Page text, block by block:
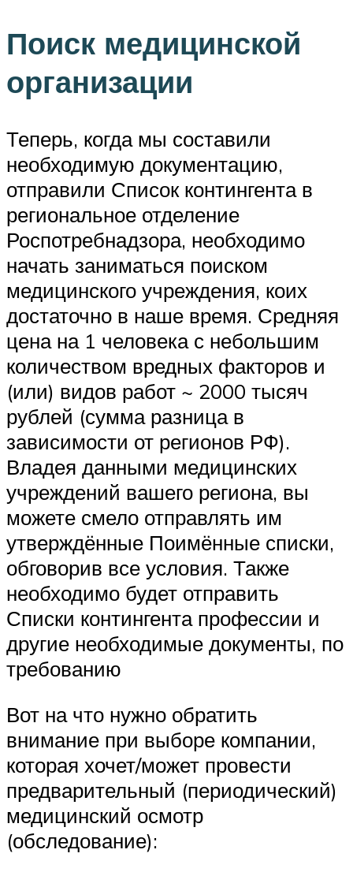
Поиск медицинской
организации
Теперь, когда мы составили
необходимую документацию,
отправили Список контингента в
региональное отделение
Роспотребнадзора, необходимо
начать заниматься поиском
медицинского учреждения, коих
достаточно в наше время. Средняя
цена на 1 человека с небольшим
количеством вредных факторов и
(или) видов работ ~ 2000 тысяч
рублей (сумма разница в
зависимости от регионов РФ).
Владея данными медицинских
учреждений вашего региона, вы
можете смело отправлять им
утверждённые Поимённые списки,
обговорив все условия. Также
необходимо будет отправить
Списки контингента профессии и
другие необходимые документы, по
требованию
Вот на что нужно обратить
внимание при выборе компании,
которая хочет/может провести
предварительный (периодический)
медицинский осмотр
(обследование):